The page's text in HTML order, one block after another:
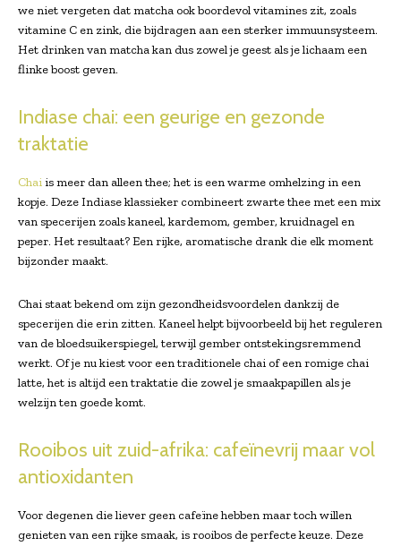
we niet vergeten dat matcha ook boordevol vitamines zit, zoals
vitamine C en zink, die bijdragen aan een sterker immuunsysteem.
Het drinken van matcha kan dus zowel je geest als je lichaam een
flinke boost geven.
Indiase chai: een geurige en gezonde
traktatie
Chai is meer dan alleen thee; het is een warme omhelzing in een
kopje. Deze Indiase klassieker combineert zwarte thee met een mix
van specerijen zoals kaneel, kardemom, gember, kruidnagel en
peper. Het resultaat? Een rijke, aromatische drank die elk moment
bijzonder maakt.
Chai staat bekend om zijn gezondheidsvoordelen dankzij de
specerijen die erin zitten. Kaneel helpt bijvoorbeeld bij het reguleren
van de bloedsuikerspiegel, terwijl gember ontstekingsremmend
werkt. Of je nu kiest voor een traditionele chai of een romige chai
latte, het is altijd een traktatie die zowel je smaakpapillen als je
welzijn ten goede komt.
Rooibos uit zuid-afrika: cafeïnevrij maar vol
antioxidanten
Voor degenen die liever geen cafeïne hebben maar toch willen
genieten van een rijke smaak, is rooibos de perfecte keuze. Deze